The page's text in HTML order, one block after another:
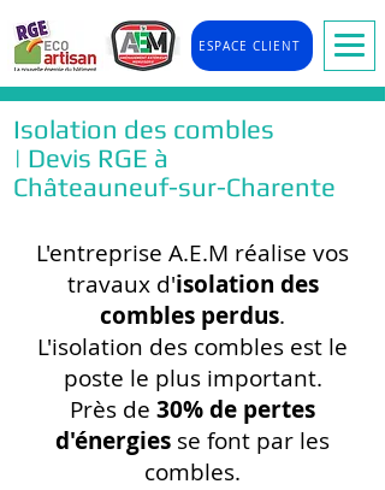
ESPACE CLIENT
Isolation des combles
| Devis RGE à
Châteauneuf-sur-Charente
L'entreprise A.E.M réalise vos
travaux d'isolation des
combles perdus.
L'isolation des combles est le
poste le plus important.
Près de 30% de pertes
d'énergies se font par les
combles.